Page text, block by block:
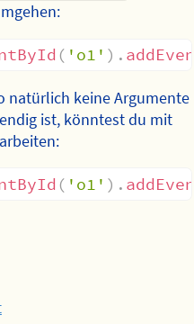
( 'o1' ) .
natürlich keine Argumente
ist, könntest du mit
( 'o1' ) .